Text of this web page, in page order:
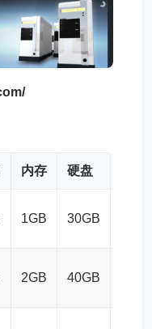
内存 硬盘
1GB 30GB
2GB 40GB